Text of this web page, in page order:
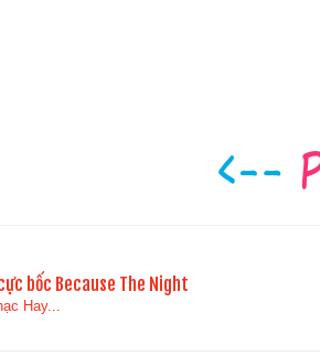
bốc Because The Night
Hay...